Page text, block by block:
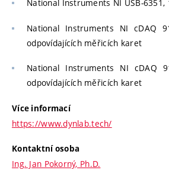
National Instruments NI USB-6351,
National Instruments NI cDAQ
odpovídajících měřicích karet
National Instruments NI cDAQ
odpovídajících měřicích karet
Více informací
https://www.dynlab.tech/
Kontaktní osoba
Ing. Jan Pokorný, Ph.D.